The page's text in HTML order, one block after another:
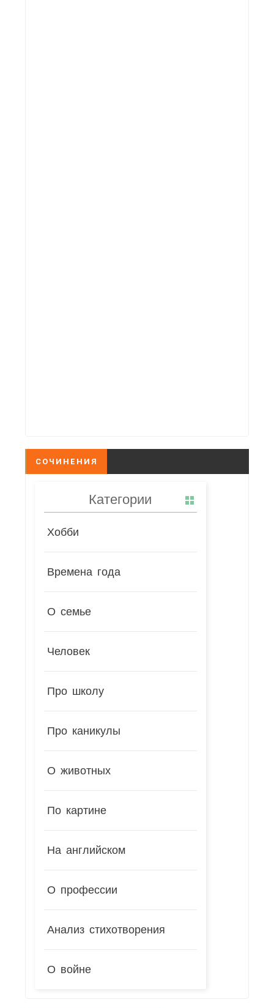
СОЧИНЕНИЯ
Категории
Хобби
Времена года
О семье
Человек
Про школу
Про каникулы
О животных
По картине
На английском
О профессии
Анализ стихотворения
О войне